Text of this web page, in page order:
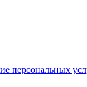
персональных